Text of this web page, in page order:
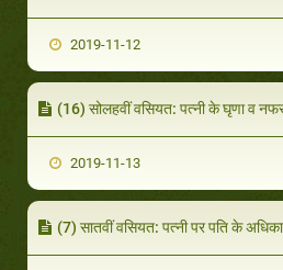
2019-11-12
(16) सोलहवीं वसियत: पत्नी के घृणा व
2019-11-13
(7) सातवीं वसियत: पत्नी पर पति के